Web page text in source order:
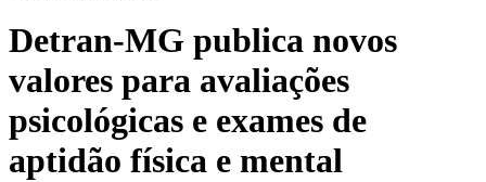
Detran-MG publica novos
valores para avaliações
psicológicas e exames de
aptidão física e mental